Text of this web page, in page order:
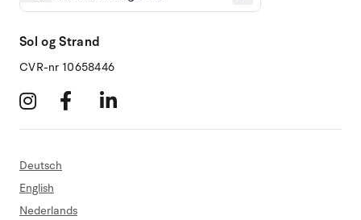
Sol og Strand
CVR-nr 10658446
Deutsch
English
Nederlands